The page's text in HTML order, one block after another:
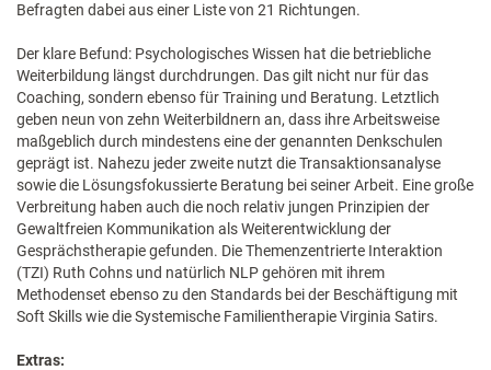
Befragten dabei aus einer Liste von 21 Richtungen.
Der klare Befund: Psychologisches Wissen hat die betriebliche
Weiterbildung längst durchdrungen. Das gilt nicht nur für das
Coaching, sondern ebenso für Training und Beratung. Letztlich
geben neun von zehn Weiterbildnern an, dass ihre Arbeitsweise
maßgeblich durch mindestens eine der genannten Denkschulen
geprägt ist. Nahezu jeder zweite nutzt die Transaktionsanalyse
sowie die Lösungsfokussierte Beratung bei seiner Arbeit. Eine große
Verbreitung haben auch die noch relativ jungen Prinzipien der
Gewaltfreien Kommunikation als Weiterentwicklung der
Gesprächstherapie gefunden. Die Themenzentrierte Interaktion
(TZI) Ruth Cohns und natürlich NLP gehören mit ihrem
Methodenset ebenso zu den Standards bei der Beschäftigung mit
Soft Skills wie die Systemische Familientherapie Virginia Satirs.
Extras: